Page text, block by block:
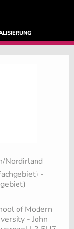
Nordirland
-
of Modern
- John